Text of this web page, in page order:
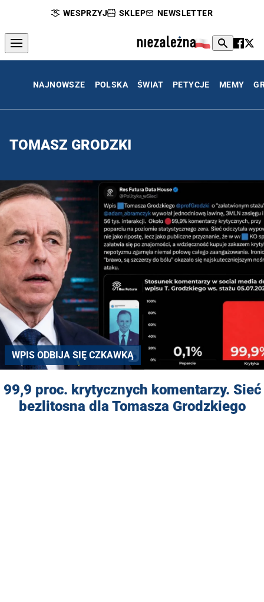
WESPRZYJ SKLEP NEWSLETTER
NAJNOWSZE POLSKA ŚWIAT PETYCJE MEMY
TOMASZ GRODZKI
WPIS ODBIJA SIĘ CZKAWKĄ
99,9 proc. krytycznych komentarzy. Sieć
bezlitosna dla Tomasza Grodzkiego